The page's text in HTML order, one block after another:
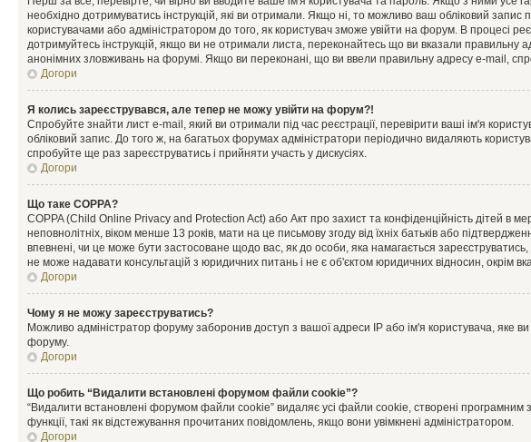
необхідно дотримуватись інструкцій, які ви отримали. Якщо ні, то можливо ваш обліковий
користувачами або адміністратором до того, як користувач зможе увійти на форум. В процесі
дотримуйтесь інструкцій, якщо ви не отримали листа, переконайтесь що ви вказали правильну
анонімних зловживань на форумі. Якщо ви переконані, що ви ввели правильну адресу e-mail,
Догори
Я колись зареєструвався, але тепер не можу увійти на форум?!
Спробуйте знайти лист e-mail, який ви отримали під час реєстрації, перевірити ваші ім'я
обліковий запис. До того ж, на багатьох форумах адміністратори періодично видаляють
спробуйте ще раз зареєструватись і прийняти участь у дискусіях.
Догори
Що таке COPPA?
COPPA (Child Online Privacy and Protection Act) або Акт про захист та конфіденційність дітей в
неповнолітніх, віком менше 13 років, мати на це письмову згоду від їхніх батьків або
впевнені, чи це може бути застосоване щодо вас, як до особи, яка намагається
не може надавати консультацій з юридичних питань і не є об'єктом юридичних відносин, окрім
Догори
Чому я не можу зареєструватись?
Можливо адміністратор форуму заборонив доступ з вашої адреси IP або ім'я користувача, яке
форуму.
Догори
Що робить “Видалити встановлені форумом файли cookie”?
“Видалити встановлені форумом файли cookie” видаляє усі файли cookie, створені
функції, такі як відстежування прочитаних повідомлень, якщо вони увімкнені адміністратором.
Догори